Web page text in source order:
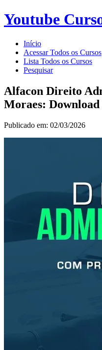
Youtube
Início
Acessar Todos os Cursos
Lista Todos os Cursos
Pesquisar
Alfacon Direito
Moraes:
Publicado em: 02/03/2026